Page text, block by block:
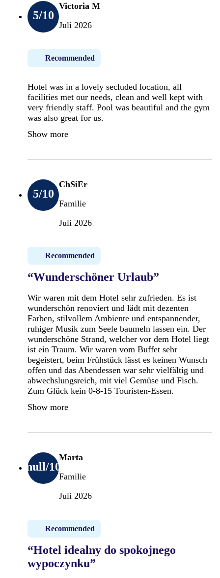
5/10
Victoria M
Juli 2026
Recommended
Hotel was in a lovely secluded location, all
facilities met our needs, clean and well kept with
very friendly staff. Pool was beautiful and the gym
was also great for us.
Show more
5/10
ChSiEr
Familie
Juli 2026
Recommended
“Wunderschöner Urlaub”
Wir waren mit dem Hotel sehr zufrieden. Es ist
wunderschön renoviert und lädt mit dezenten
Farben, stilvollem Ambiente und entspannender,
ruhiger Musik zum Seele baumeln lassen ein. Der
wunderschöne Strand, welcher vor dem Hotel liegt
ist ein Traum. Wir waren vom Buffet sehr
begeistert, beim Frühstück lässt es keinen Wunsch
offen und das Abendessen war sehr vielfältig und
abwechslungsreich, mit viel Gemüse und Fisch.
Zum Glück kein 0-8-15 Touristen-Essen.
Show more
null/10
Marta
Familie
Juli 2026
Recommended
“Hotel idealny do spokojnego
wypoczynku”